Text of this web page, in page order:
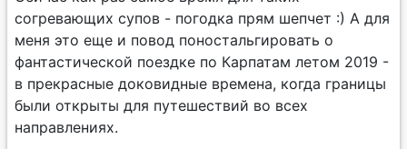
согревающих супов - погодка прям шепчет :) А для
меня это еще и повод поностальгировать о
фантастической поездке по Карпатам летом 2019 -
в прекрасные доковидные времена, когда границы
были открыты для путешествий во всех
направлениях.